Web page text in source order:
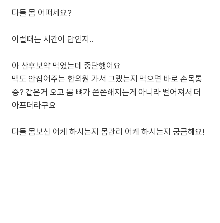
다들 몸 어떠세요?
이럴때는 시간이 답인지..
아 산후보약 먹었는데 중단했어요
맥도 안집어주는 한의원 가서 그랬는지 먹으면 바로 손목통
증? 같은거 오고 몸 뼈가 쫀쫀해지는게 아니라 벌어져서 더
아프더라구요
다들 몸보신 어케 하시는지 몸관리 어케 하시는지 궁금해요!